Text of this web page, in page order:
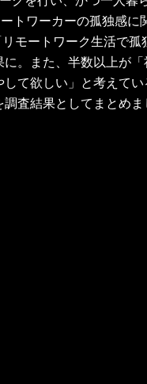
トワーカーの孤独感に
モートワーク生活で孤
。また、半数以上が
て欲しい」と考えて
査結果としてまとめま